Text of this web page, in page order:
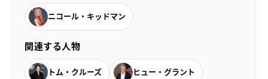
ニコール・キッドマン
関連する人物
トム・クルーズ ヒュー・グラント